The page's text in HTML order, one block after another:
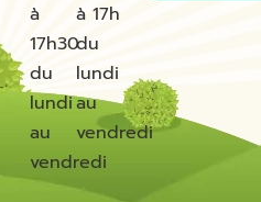
à
17h30
du
lundi
au
vendredi
à 17h
du
lundi
au
vendredi